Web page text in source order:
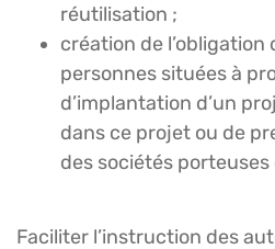
réutilisation ;
création de l’obligation
personnes situées à
d’implantation d’un
dans ce projet ou de
des sociétés
Faciliter l’instruction des